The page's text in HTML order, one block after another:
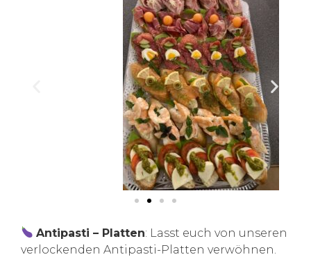
Antipasti – Platten: Lasst euch von unseren
verlockenden Antipasti-Platten verwöhnen.